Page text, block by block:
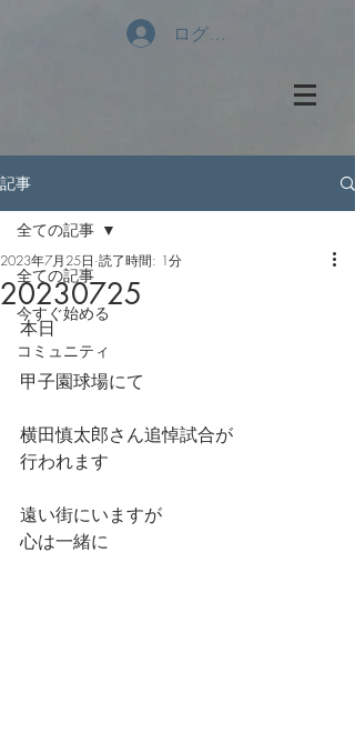
ログイン
記事
全ての記事
今すぐ始める
コミュニティ
全ての記事
20230725
2023年7月25日 読了時間: 1分
本日
甲子園球場にて
横田慎太郎さん追悼試合が
行われます
遠い街にいますが
心は一緒に